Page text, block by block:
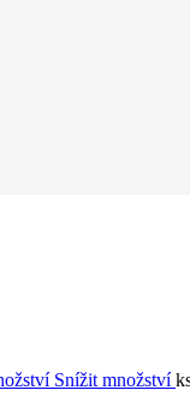
Snížit množství